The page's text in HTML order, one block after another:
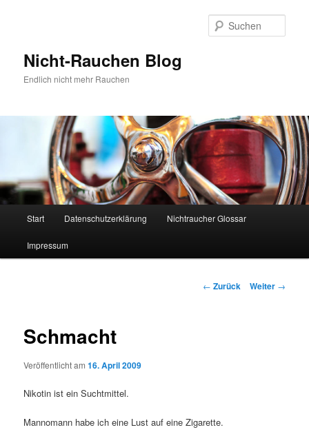
Nicht-Rauchen Blog
Endlich nicht mehr Rauchen
Start Datenschutzerklärung Nichtraucher Glossar
Impressum
Beitrags-
← Zurück Weiter →
Schmacht
Veröffentlicht am16. April 2009
Nikotin ist ein Suchtmittel.
Mannomann habe ich eine Lust auf eine Zigarette.